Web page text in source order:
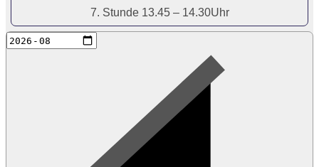
7. Stunde 13.45 – 14.30Uhr